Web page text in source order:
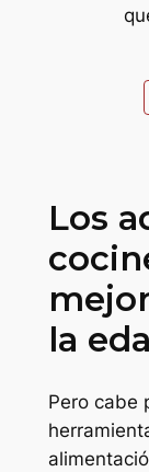
Los
la
Pero cabe